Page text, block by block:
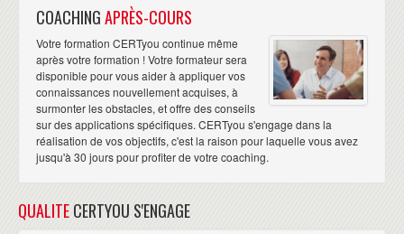
COACHINGAPRÈS-COURS
Votre formation CERTyou continue même
après votre formation ! Votre formateur sera
disponible pour vous aider à appliquer vos
connaissances nouvellement acquises, à
surmonter les obstacles, et offre des conseils
sur des applications spécifiques. CERTyou s'engage dans la
réalisation de vos objectifs, c'est la raison pour laquelle vous avez
jusqu'à 30 jours pour profiter de votre coaching.
QUALITECERTYOU S'ENGAGE